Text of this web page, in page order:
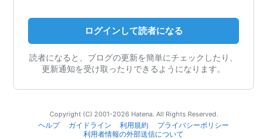
ログインして読者になる
読者になると、ブログの更新を簡単にチェックしたり、
更新通知を受け取ったりできるようになります。
Copyright (C) 2001-2026 Hatena. All Rights Reserved.
ヘルプ
ガイドライン 利用規約
プライバシーポリシー
利用者情報の外部送信について